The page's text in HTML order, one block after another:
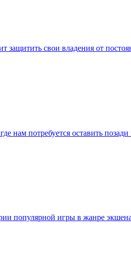
защитить свои владения от
нам потребуется оставить
популярной игры в жанре